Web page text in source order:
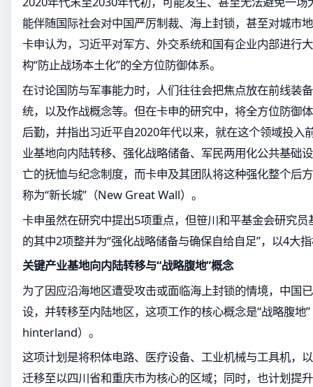
能伴随国际社会对中国严厉制裁、海上封锁，甚至对城市
卡申认为，习近平对军方、外交系统和国有企业内部进行
构“防止战场本土化”的全方位防御体系。
在讨论国防与军事能力时，人们往往会把焦点放在前线装
统，以及作战概念等。但在卡申的研究中，将全方位防御
后勤，并指出习近平自2020年代以来，就在这个领域投入
业基地向内陆转移、强化战略储备、军民两用化公共基础
亡的抚恤与纪念制度，而卡申及其团队将这种强化整个后
称为“新长城”（New Great Wall）。
卡申虽然在研究中提出5项重点，但笹川和平基金会研究
的其中2项整并为“强化战略储备与确保自给自足”，以4大
关键产业基地向内陆转移与“战略腹地”概念
为了因应沿海地区遭受攻击或面临海上封锁的情境，中国
设，并转移至内陆地区，这项工作的核心概念是“战略腹地
hinterland）。
这项计划是将积体电路、医疗设备、工业机械与工具机，
迁移至以四川省和重庆市为核心的区域；同时，也计划提